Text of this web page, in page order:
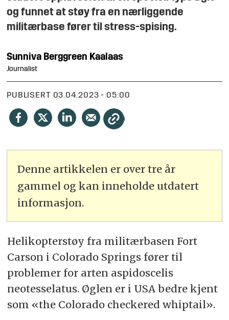
og funnet at støy fra en nærliggende
militærbase fører til stress-spising.
Sunniva Berggreen Kaalaas
Journalist
PUBLISERT 03.04.2023 - 05:00
Denne artikkelen er over tre år
gammel og kan inneholde utdatert
informasjon.
Helikopterstøy fra militærbasen Fort
Carson i Colorado Springs fører til
problemer for arten aspidoscelis
neotesselatus. Øglen er i USA bedre kjent
som «the Colorado checkered whiptail».